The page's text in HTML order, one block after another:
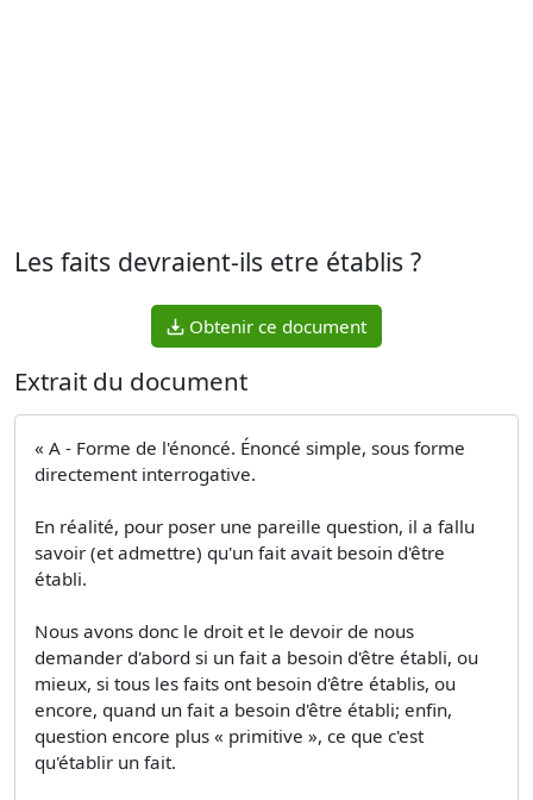
Les faits devraient-ils etre établis ?
Obtenir ce document
Extrait du document
« A - Forme de l'énoncé. Énoncé simple, sous forme
directement interrogative.
En réalité, pour poser une pareille question, il a fallu
savoir (et admettre) qu'un fait avait besoin d'être
établi.
Nous avons donc le droit et le devoir de nous
demander d'abord si un fait a besoin d'être établi, ou
mieux, si tous les faits ont besoin d'être établis, ou
encore, quand un fait a besoin d'être établi; enfin,
question encore plus « primitive », ce que c'est
qu'établir un fait.